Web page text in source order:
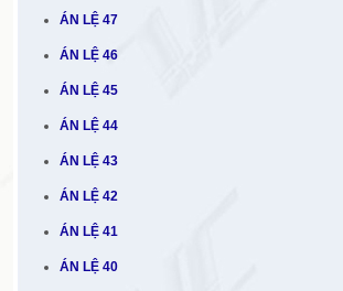
ÁN LỆ 47
ÁN LỆ 46
ÁN LỆ 45
ÁN LỆ 44
ÁN LỆ 43
ÁN LỆ 42
ÁN LỆ 41
ÁN LỆ 40